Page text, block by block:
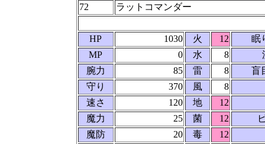
72
ラットコマンダー
HP 1030 火 12
眠
MP
0 水 8
腕力
85 雷 8
盲
守り
370 風
8
速さ
120 地
12
魔力
25 菌 12
魔防
20 毒
12